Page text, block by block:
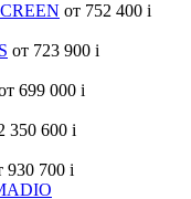
от 752 400 i
от 723 900 i
699 000 i
350 600 i
930 700 i